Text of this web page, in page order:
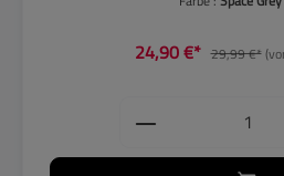
24,90 €* 29,99 €*
Produkt